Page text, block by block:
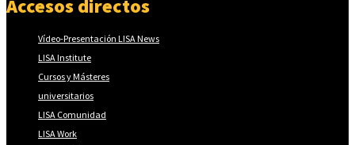
Accesos directos
Vídeo-Presentación LISA News
LISA Institute
Cursos y Másteres
universitarios
LISA Comunidad
LISA Work